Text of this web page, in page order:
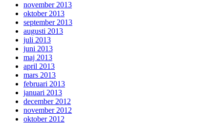
november 2013
oktober 2013
september 2013
augusti 2013
juli 2013
juni 2013
maj 2013
april 2013
mars 2013
februari 2013
januari 2013
december 2012
november 2012
oktober 2012